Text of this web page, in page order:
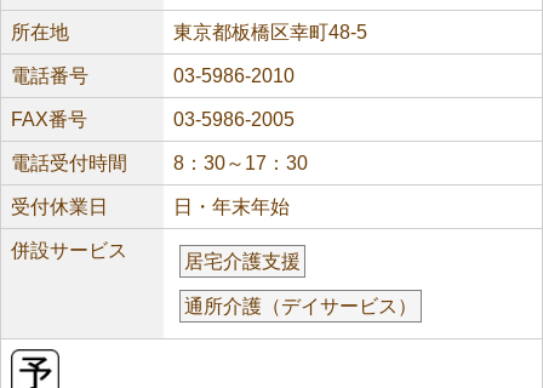
所在地 東京都板橋区幸町48-5
電話番号 03-5986-2010
FAX番号 03-5986-2005
電話受付時間 8：30～17：30
受付休業日 日・年末年始
併設サービス
居宅介護支援
通所介護（デイサービス）